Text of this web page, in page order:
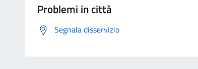
Problemi in città
Segnala disservizio